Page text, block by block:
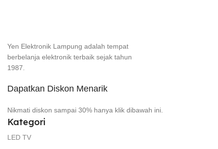
Yen Elektronik Lampung adalah tempat
berbelanja elektronik terbaik sejak tahun
1987.
Dapatkan Diskon Menarik
Nikmati diskon sampai 30% hanya klik dibawah ini.
Kategori
LED TV